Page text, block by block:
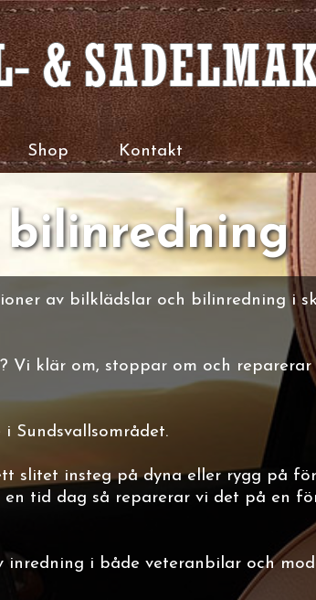
Shop Kontakt
bilinredning
av bilklädslar och bilinredning i
Vi klär om, stoppar om och
Sundsvallsområdet.
slitet insteg på dyna eller rygg på
tid dag så reparerar vi det på en
i både veteranbilar och